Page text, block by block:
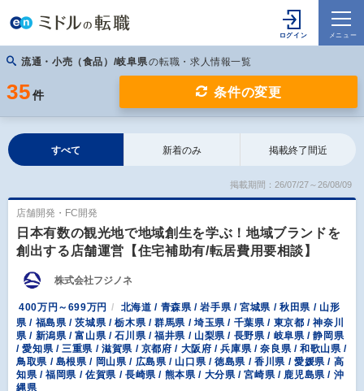
流通・小売（食品）/岐阜県の転職・求人情報一覧
35 件 条件の変更
すべて 新着のみ 掲載終了間近
掲載期間：26/07/27～26/08/09
店舗開発・FC開発
日本有数の観光地で地域創生を学ぶ！地域ブランドを
創出する店舗運営【住宅補助有/転居費用要相談】
株式会社フジノネ
400万円～699万円
北海道 / 青森県 / 岩手県 / 宮城県 / 秋田県 / 山形
県 / 福島県 / 茨城県 / 栃木県 / 群馬県 / 埼玉県 / 千葉県 / 東京都 / 神奈川
県 / 新潟県 / 富山県 / 石川県 / 福井県 / 山梨県 / 長野県 / 岐阜県 / 静岡県
/ 愛知県 / 三重県 / 滋賀県 / 京都府 / 大阪府 / 兵庫県 / 奈良県 / 和歌山県 /
鳥取県 / 島根県 / 岡山県 / 広島県 / 山口県 / 徳島県 / 香川県 / 愛媛県 / 高
知県 / 福岡県 / 佐賀県 / 長崎県 / 熊本県 / 大分県 / 宮崎県 / 鹿児島県 / 沖
縄県